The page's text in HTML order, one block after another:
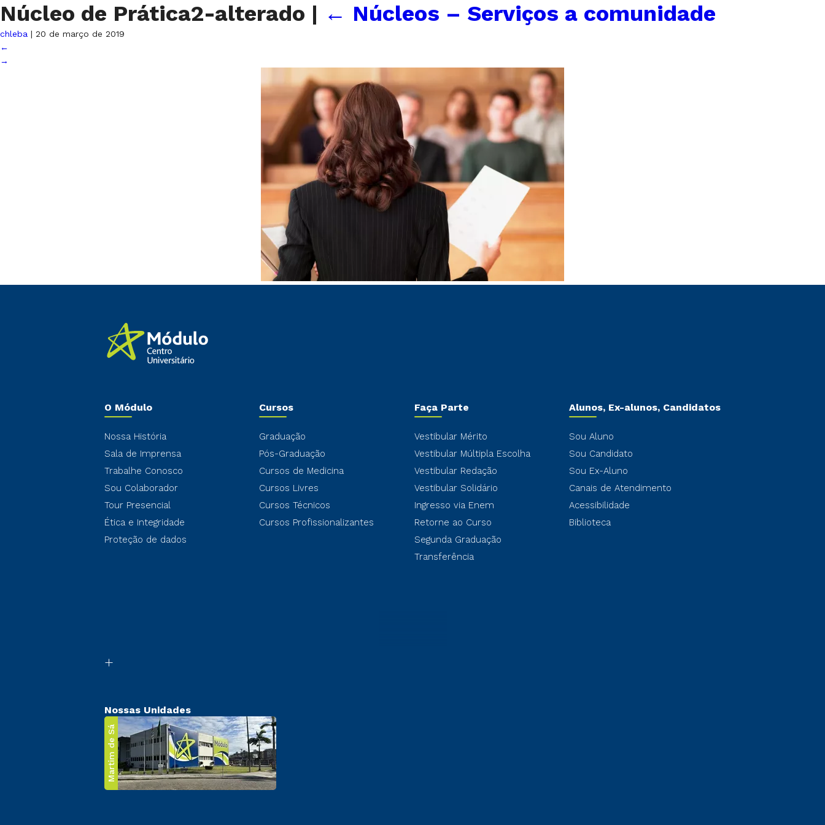
Núcleo de Prática2-alterado | ← Núcleos – Serviços a comunidade
chleba | 20 de março de 2019
←
→
O Módulo
Nossa História
Sala de Imprensa
Trabalhe Conosco
Sou Colaborador
Tour Presencial
Ética e Integridade
Proteção de dados
Cursos
Graduação
Pós-Graduação
Cursos de Medicina
Cursos Livres
Cursos Técnicos
Cursos Profissionalizantes
Faça Parte
Vestibular Mérito
Vestibular Múltipla Escolha
Vestibular Redação
Vestibular Solidário
Ingresso via Enem
Retorne ao Curso
Segunda Graduação
Transferência
Alunos, Ex-alunos, Candidatos
Sou Aluno
Sou Candidato
Sou Ex-Aluno
Canais de Atendimento
Acessibilidade
Biblioteca
Nossas Unidades
Martim de Sá